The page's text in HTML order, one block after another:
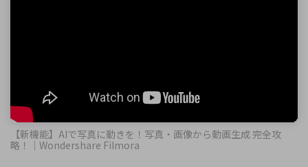
【新機能】AIで写真に動きを！写真・画像から動画生成 完全攻
略！｜Wondershare Filmora